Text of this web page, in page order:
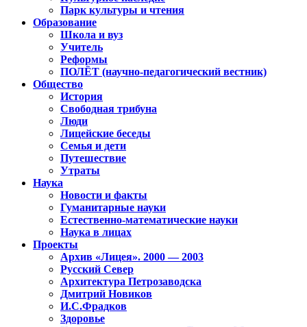
Парк культуры и чтения
Образование
Школа и вуз
Учитель
Реформы
ПОЛЁТ (научно-педагогический вестник)
Общество
История
Свободная трибуна
Люди
Лицейские беседы
Семья и дети
Путешествие
Утраты
Наука
Новости и факты
Гуманитарные науки
Естественно-математические науки
Наука в лицах
Проекты
Архив «Лицея». 2000 — 2003
Русский Север
Архитектура Петрозаводска
Дмитрий Новиков
И.С.Фрадков
Здоровье